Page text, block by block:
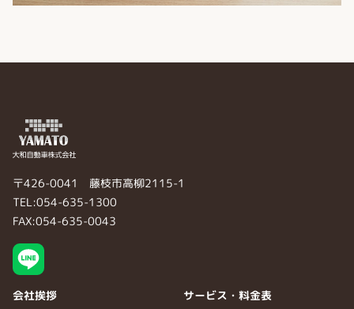
〒426-0041 藤枝市高柳2115-1
TEL:054-635-1300
FAX:054-635-0043
会社挨拶 サービス・料金表